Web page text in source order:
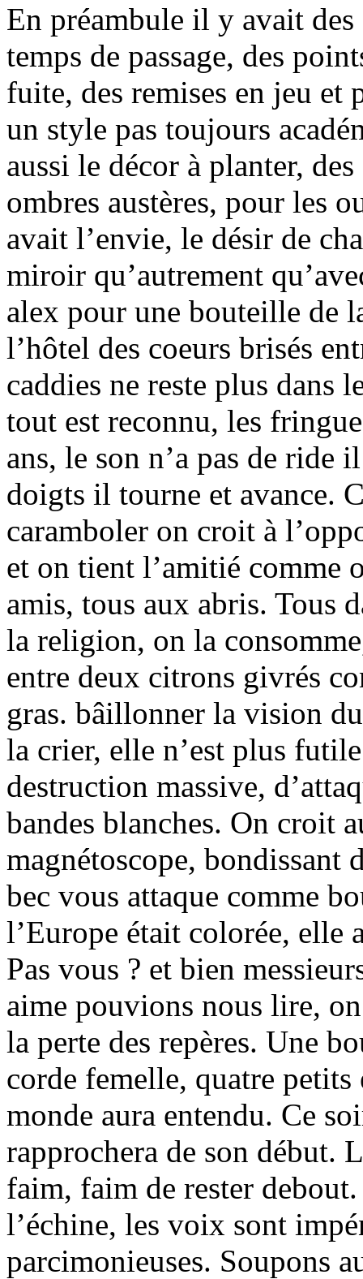
En préambule il y avait
temps de passage, des
fuite, des remises en jeu et
un style pas toujours
aussi le décor à planter,
ombres austères, pour les
avait l’envie, le désir de
miroir qu’autrement
alex pour une bouteille de
l’hôtel des coeurs brisés
caddies ne reste plus dans
tout est reconnu, les
ans, le son n’a pas de ride
doigts il tourne et avance.
caramboler on croit à
et on tient l’amitié comme
amis, tous aux abris. Tous
la religion, on la
entre deux citrons givrés
gras. bâillonner la vision
la crier, elle n’est plus
destruction massive,
bandes blanches. On croit
magnétoscope, bondissant
bec vous attaque comme
l’Europe était colorée, elle
Pas vous ? et bien
aime pouvions nous lire,
la perte des repères. Une
corde femelle, quatre
monde aura entendu. Ce
rapprochera de son début.
faim, faim de rester
l’échine, les voix sont
parcimonieuses. Soupons